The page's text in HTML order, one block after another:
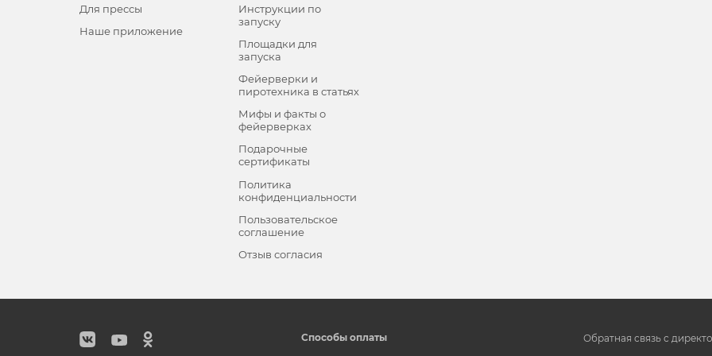
Для прессы
Наше приложение
Инструкции по
запуску
Площадки для
запуска
Фейерверки и
пиротехника в статьях
Мифы и факты о
фейерверках
Подарочные
сертификаты
Политика
конфиденциальности
Пользовательское
соглашение
Отзыв согласия
Способы оплаты Обратная связь с